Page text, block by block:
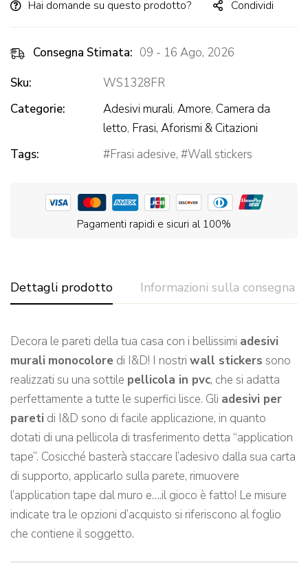
Hai domande su questo prodotto? Condividi
Consegna Stimata: 09 - 16 Ago, 2026
Sku:
WS1328FR
Categorie:
Adesivi murali, Amore, Camera da
letto, Frasi, Aforismi & Citazioni
Tags:
Frasi adesive, Wall stickers
Pagamenti rapidi e sicuri al 100%
Dettagli prodotto Informazioni sulla consegna
Decora le pareti della tua casa con i bellissimi adesivi
murali monocolore di I&D! I nostri wall stickers sono
realizzati su una sottile pellicola in pvc, che si adatta
perfettamente a tutte le superfici lisce. Gli adesivi per
pareti di I&D sono di facile applicazione, in quanto
dotati di una pellicola di trasferimento detta “application
tape”. Cosicché basterà staccare l’adesivo dalla sua carta
di supporto, applicarlo sulla parete, rimuovere
l’application tape dal muro e….il gioco è fatto! Le misure
indicate tra le opzioni d’acquisto si riferiscono al foglio
che contiene il soggetto.